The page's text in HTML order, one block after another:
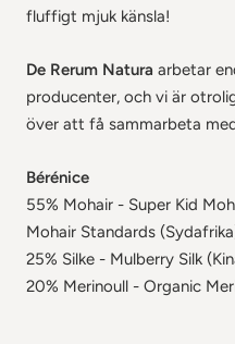
fluffigt mjuk känsla!
De Rerum Natura arbetar
producenter, och vi är
över att få sammarbeta
Bérénice
55% Mohair - Super Kid
Mohair Standards
25% Silke - Mulberry Silk
20% Merinoull - Organic